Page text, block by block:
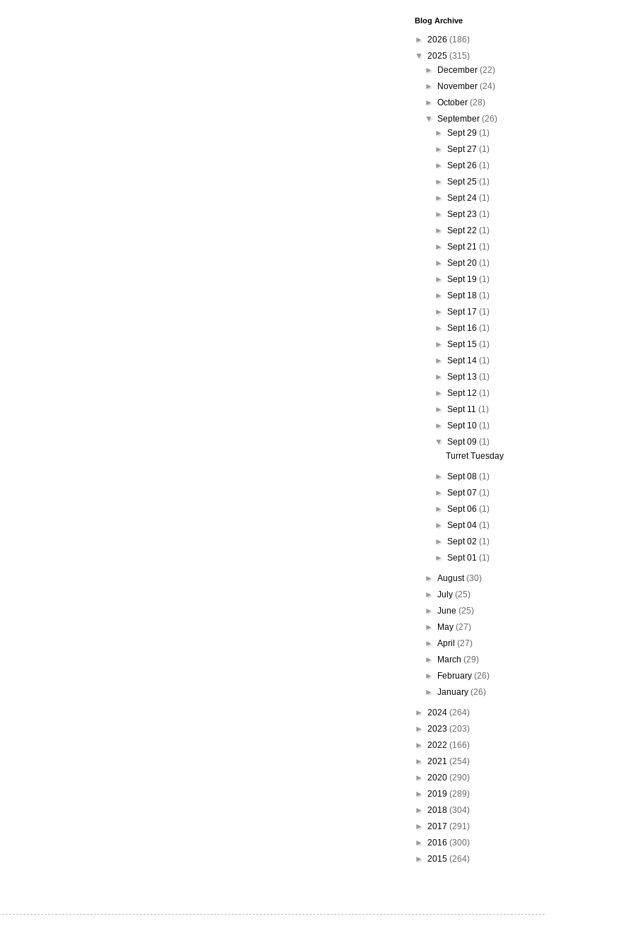
Blog Archive
► 2026 (186)
▼ 2025 (315)
►
December (22)
►
November (24)
► October (28)
▼ September (26)
►Sept 29(1)
►Sept 27(1)
►Sept 26(1)
►Sept 25(1)
►Sept 24(1)
►Sept 23(1)
►Sept 22(1)
►Sept 21(1)
►Sept 20(1)
►Sept 19(1)
►Sept 18(1)
►Sept 17(1)
►Sept 16(1)
►Sept 15(1)
►Sept 14(1)
►Sept 13(1)
►Sept 12(1)
►Sept 11(1)
►Sept 10(1)
▼Sept 09(1)
Turret Tuesday
►Sept 08(1)
►Sept 07(1)
►Sept 06(1)
►Sept 04(1)
►Sept 02(1)
►Sept 01(1)
► August(30)
► July (25)
► June (25)
►
May (27)
► April (27)
►
March (29)
►
February (26)
► January (26)
► 2024 (264)
► 2023 (203)
► 2022 (166)
► 2021 (254)
► 2020 (290)
► 2019 (289)
► 2018 (304)
► 2017 (291)
► 2016 (300)
► 2015 (264)